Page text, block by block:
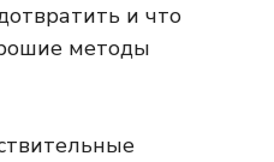
и что
методы